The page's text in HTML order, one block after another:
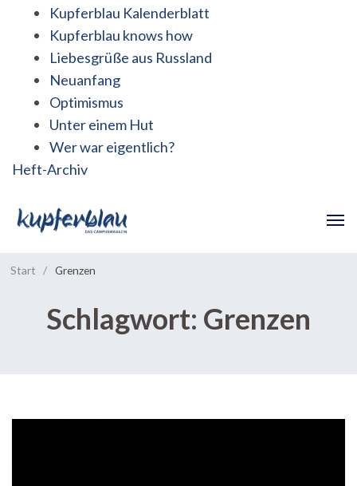
Kupferblau Kalenderblatt
Kupferblau knows how
Liebesgrüße aus Russland
Neuanfang
Optimismus
Unter einem Hut
Wer war eigentlich?
Heft-Archiv
Start / Grenzen
Schlagwort: Grenzen